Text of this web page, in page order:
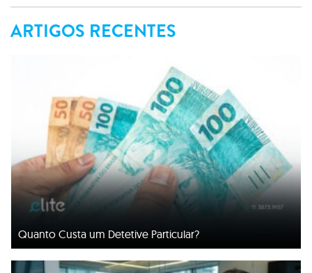
ARTIGOS RECENTES
Quanto Custa um Detetive Particular?